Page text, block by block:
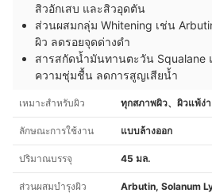
สิวอักเสบ และสิวอุดตัน
ส่วนผสมกลุ่ม Whitening เช่น
ผิว ลดรอยจุดด่างดำ
สารสกัดน้ำมันทานตะวัน Squalane
ความชุ่มชื้น ลดการสูญเสียน้ำ
เหมาะสำหรับผิว ทุกสภาพผิว、ผิวแพ้ง่
ลักษณะการใช้งาน แบบล้างออก
ปริมาณบรรจุ 45 มล.
ส่วนผสมบำรุงผิว
Arbutin, Solanum